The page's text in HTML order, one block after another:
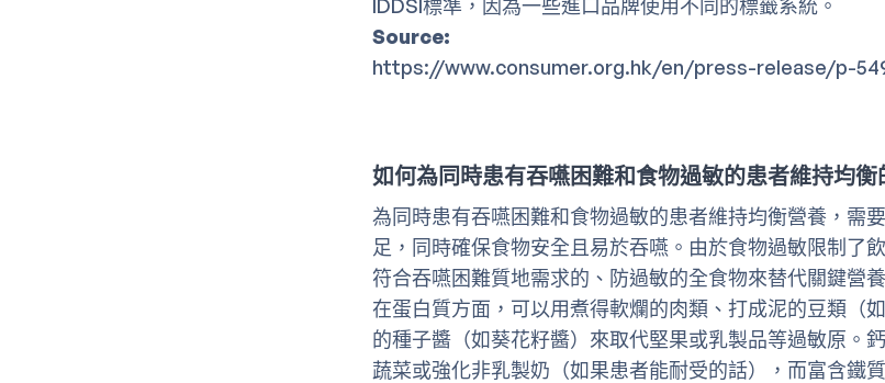
IDDSI標準，因為一些進口品牌使用不同的標籤系統。
Source:
https://www.consumer.org.hk/en/press-release/p-
如何為同時患有吞嚥困難和食物過敏的患者維持均衡
為同時患有吞嚥困難和食物過敏的患者維持均衡營養，需
足，同時確保食物安全且易於吞嚥。由於食物過敏限制了
符合吞嚥困難質地需求的、防過敏的全食物來替代關鍵營養
在蛋白質方面，可以用煮得軟爛的肉類、打成泥的豆類（
的種子醬（如葵花籽醬）來取代堅果或乳製品等過敏原。
蔬菜或強化非乳製奶（如果患者能耐受的話），而富含鐵